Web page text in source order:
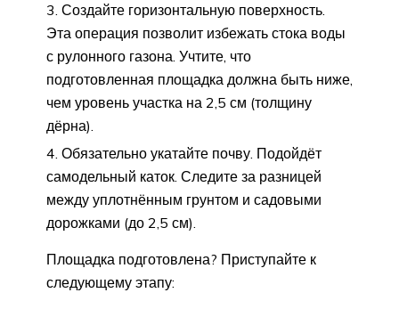
Создайте горизонтальную поверхность.
Эта операция позволит избежать стока воды
с рулонного газона. Учтите, что
подготовленная площадка должна быть ниже,
чем уровень участка на 2,5 см (толщину
дёрна).
Обязательно укатайте почву. Подойдёт
самодельный каток. Следите за разницей
между уплотнённым грунтом и садовыми
дорожками (до 2,5 см).
Площадка подготовлена? Приступайте к
следующему этапу: